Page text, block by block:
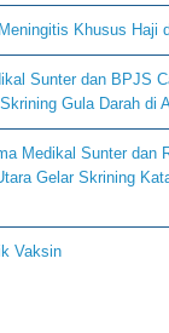
Khusus Haji
Sunter dan BPJS
Gula Darah di
Medikal Sunter dan
Gelar Skrining
Vaksin